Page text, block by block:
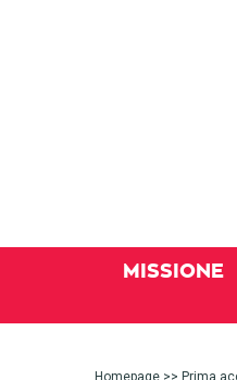
MISSIONE
Homepage >> Prima